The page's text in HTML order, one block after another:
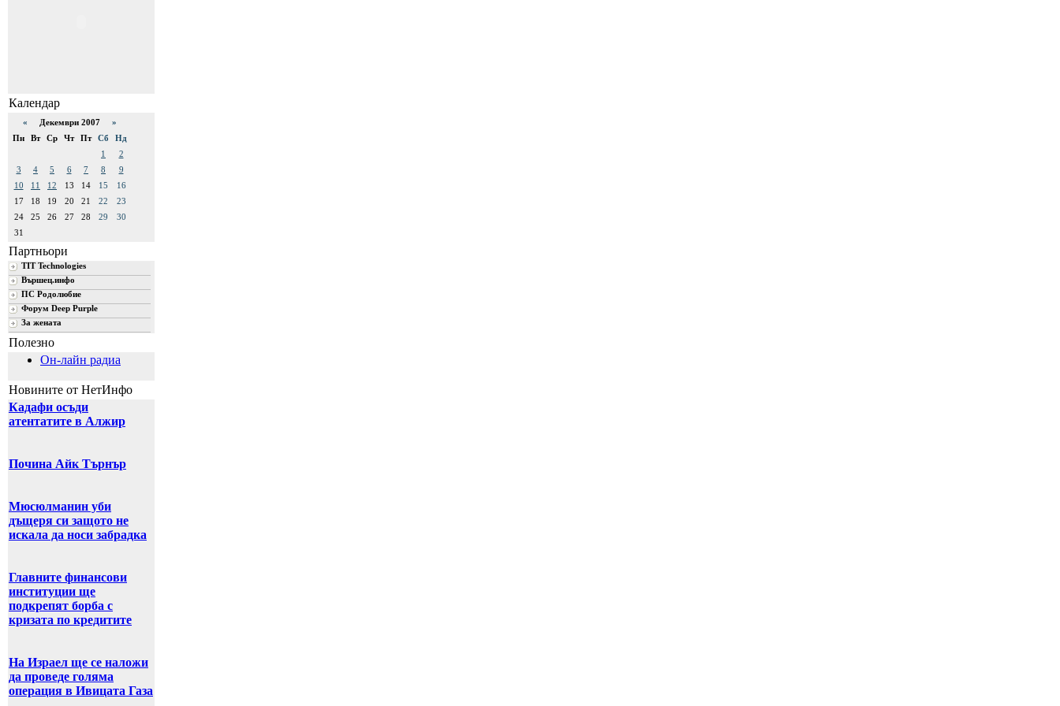
Календар
« Декември 2007 »
Пн
Вт Ср Чт Пт Сб
Нд
1
2
3
4 5 6 7 8
9
10
11 12 13 14 15
16
17
18 19 20 21 22
23
24
25 26 27 28 29
30
31
Партньори
TIT Technologies
Вършец.инфо
ПС Родолюбие
Форум Deep Purple
За жената
Полезно
Он-лайн радиа
Новините от НетИнфо
Кадафи осъди
атентатите в Алжир
Почина Айк Търнър
Мюсюлманин уби
дъщеря си защото не
искала да носи забрадка
Главните финансови
институции ще
подкрепят борба с
кризата по кредитите
На Израел ще се наложи
да проведе голяма
операция в Ивицата Газа